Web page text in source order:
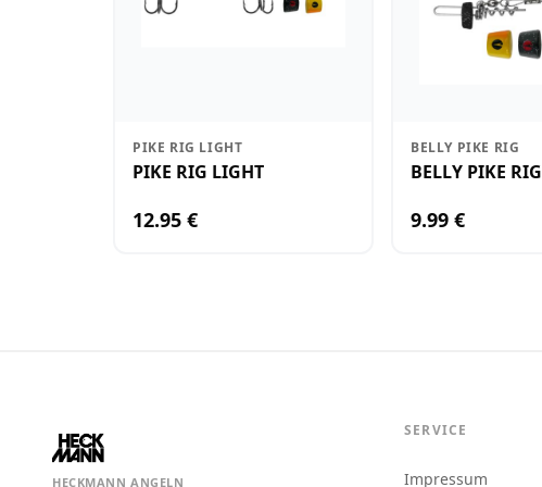
PIKE RIG LIGHT
PIKE RIG LIGHT
12.95 €
BELLY PIKE RIG
BELLY PIKE RIG
9.99 €
HECKMANN ANGELN
SERVICE
Impressum